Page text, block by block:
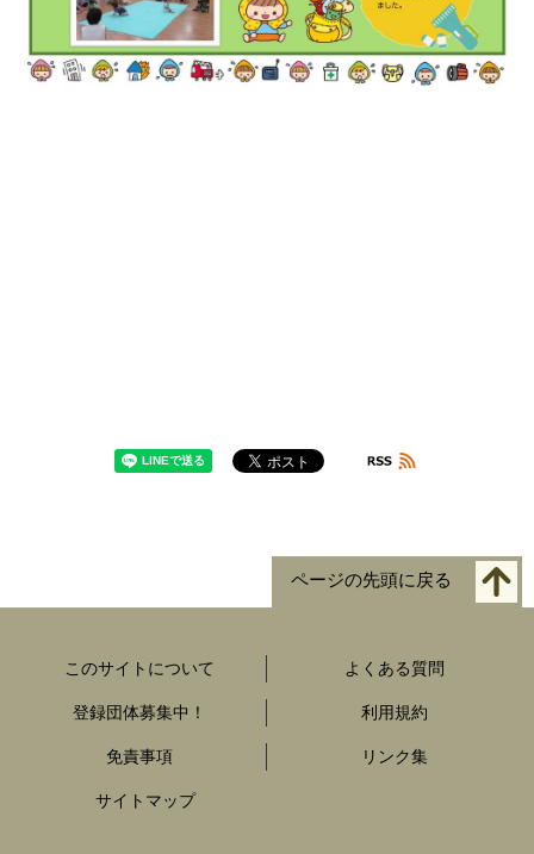
ページの先頭に戻る
このサイトについて よくある質問
登録団体募集中！ 利用規約
免責事項 リンク集
サイトマップ